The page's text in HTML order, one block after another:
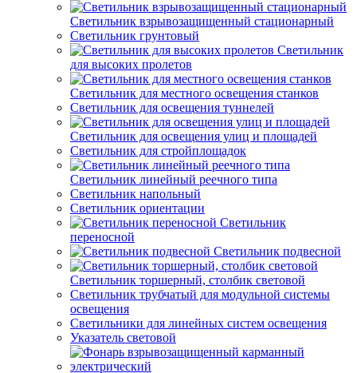
Светильник взрывозащищенный стационарный
Светильник грунтовый
Светильник
для высоких пролетов
Светильник для местного освещения станков
Светильник для освещения туннелей
Светильник для освещения улиц и площадей
Светильник для стройплощадок
Светильник линейный реечного типа
Светильник напольный
Светильник ориентации
Светильник
переносной
Светильник подвесной
Светильник торшерный, столбик световой
Светильник трубчатый для модульной системы
освещения
Светильники для линейных систем освещения
Указатель световой